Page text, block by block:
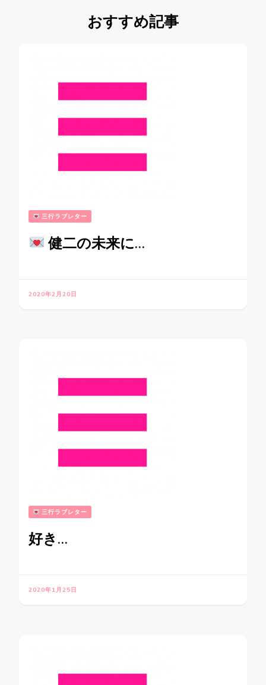
おすすめ記事
三行ラブレター
健二の未来に…
2020年2月20日
三行ラブレター
好き…
2020年1月25日